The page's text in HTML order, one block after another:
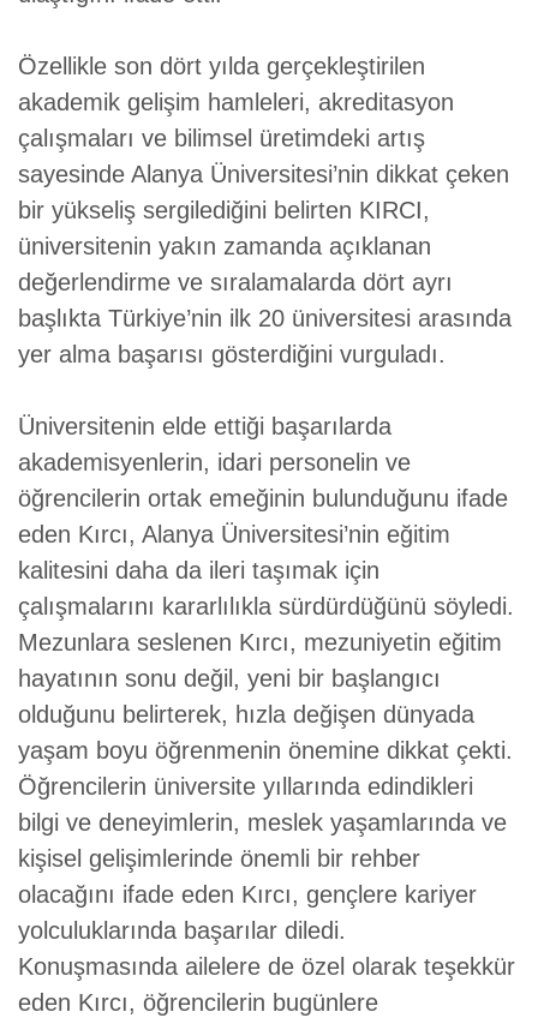
Özellikle son dört yılda gerçekleştirilen
akademik gelişim hamleleri, akreditasyon
çalışmaları ve bilimsel üretimdeki artış
sayesinde Alanya Üniversitesi’nin dikkat çeken
bir yükseliş sergilediğini belirten KIRCI,
üniversitenin yakın zamanda açıklanan
değerlendirme ve sıralamalarda dört ayrı
başlıkta Türkiye’nin ilk 20 üniversitesi arasında
yer alma başarısı gösterdiğini vurguladı.
Üniversitenin elde ettiği başarılarda
akademisyenlerin, idari personelin ve
öğrencilerin ortak emeğinin bulunduğunu ifade
eden Kırcı, Alanya Üniversitesi’nin eğitim
kalitesini daha da ileri taşımak için
çalışmalarını kararlılıkla sürdürdüğünü söyledi.
Mezunlara seslenen Kırcı, mezuniyetin eğitim
hayatının sonu değil, yeni bir başlangıcı
olduğunu belirterek, hızla değişen dünyada
yaşam boyu öğrenmenin önemine dikkat çekti.
Öğrencilerin üniversite yıllarında edindikleri
bilgi ve deneyimlerin, meslek yaşamlarında ve
kişisel gelişimlerinde önemli bir rehber
olacağını ifade eden Kırcı, gençlere kariyer
yolculuklarında başarılar diledi.
Konuşmasında ailelere de özel olarak teşekkür
eden Kırcı, öğrencilerin bugünlere